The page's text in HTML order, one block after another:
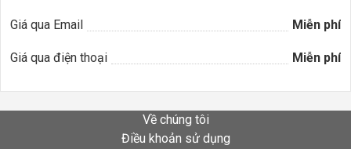
Giá qua Email Miễn phí
Giá qua điện thoại Miễn phí
Về chúng tôi
Điều khoản sử dụng